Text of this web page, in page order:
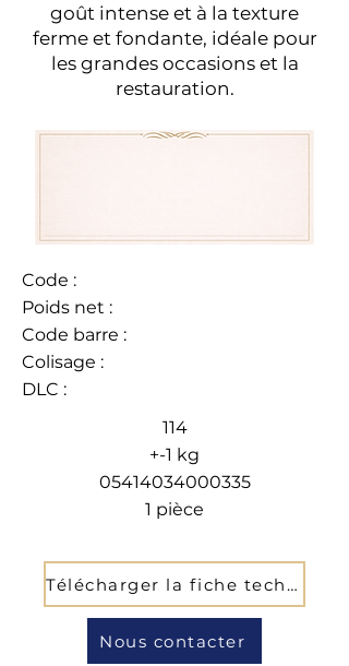
goût intense et à la texture
ferme et fondante, idéale pour
les grandes occasions et la
restauration.
Code :
Poids net :
Code barre :
Colisage :
DLC :
114
+-1 kg
05414034000335
1 pièce
Télécharger la fiche technique
Nous contacter